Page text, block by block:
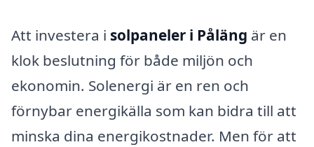
Att investera i solpaneler i Påläng är en
klok beslutning för både miljön och
ekonomin. Solenergi är en ren och
förnybar energikälla som kan bidra till att
minska dina energikostnader. Men för att